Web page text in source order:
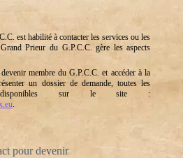
est habilité à contacter les services ou les
Prieur du G.P.C.C. gère les aspects
membre du G.P.C.C. et accéder à la
un dossier de demande, toutes les
disponibles sur le site :
.
pour devenir